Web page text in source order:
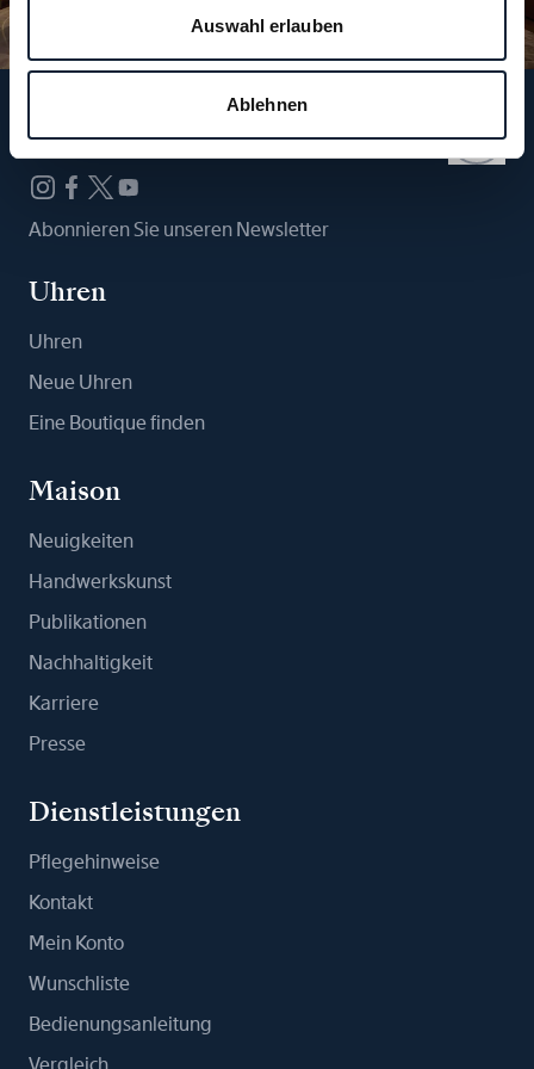
Auswahl erlauben
Ablehnen
Folgen Sie uns
Abonnieren Sie unseren Newsletter
Uhren
Uhren
Neue Uhren
Eine Boutique finden
Maison
Neuigkeiten
Handwerkskunst
Publikationen
Nachhaltigkeit
Karriere
Presse
Dienstleistungen
Pflegehinweise
Kontakt
Mein Konto
Wunschliste
Bedienungsanleitung